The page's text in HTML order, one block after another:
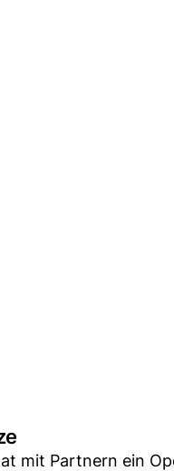
mit Partnern ein